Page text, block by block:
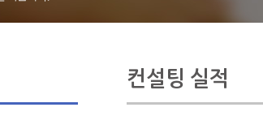
컨설팅 실적